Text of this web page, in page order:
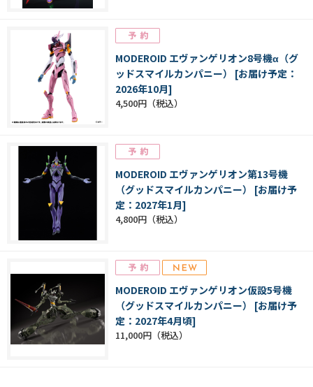
MODEROID エヴァンゲリオン8号機α（グ
ッドスマイルカンパニー） [お届け予定：
2026年10月]
4,500円
MODEROID エヴァンゲリオン第13号機
（グッドスマイルカンパニー） [お届け予
定：2027年1月]
4,800円
MODEROID エヴァンゲリオン仮設5号機
（グッドスマイルカンパニー） [お届け予
定：2027年4月頃]
11,000円